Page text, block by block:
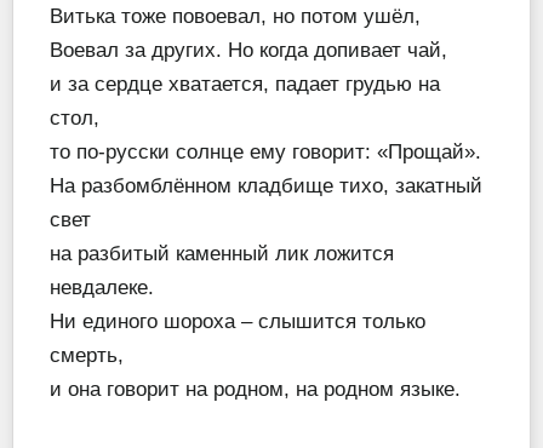
Витька тоже повоевал, но потом ушёл,
Воевал за других. Но когда допивает чай,
и за сердце хватается, падает грудью на
стол,
то по-русски солнце ему говорит: «Прощай».
На разбомблённом кладбище тихо, закатный
свет
на разбитый каменный лик ложится
невдалеке.
Ни единого шороха – слышится только
смерть,
и она говорит на родном, на родном языке.